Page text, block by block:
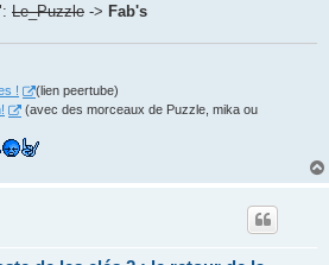
Le_Puzzle -> Fab's
!
(lien peertube)
(avec des morceaux de Puzzle, mika ou